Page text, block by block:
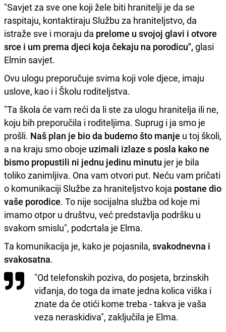
"Savjet za sve one koji žele biti hranitelji je da se
raspitaju, kontaktiraju Službu za hraniteljstvo, da
istraže sve i moraju da prelome u svojoj glavi i otvore
srce i um prema djeci koja čekaju na porodicu", glasi
Elmin savjet.
Ovu ulogu preporučuje svima koji vole djece, imaju
uslove, kao i i Školu roditeljstva.
"Ta škola će vam reći da li ste za ulogu hranitelja ili ne,
koju bih preporučila i roditeljima. Suprug i ja smo je
prošli. Naš plan je bio da budemo što manje u toj školi,
a na kraju smo oboje uzimali izlaze s posla kako ne
bismo propustili ni jednu jedinu minutu jer je bila
toliko zanimljiva. Ona vam otvori put. Neću vam pričati
o komunikaciji Službe za hraniteljstvo koja postane dio
vaše porodice. To nije socijalna služba od koje mi
imamo otpor u društvu, već predstavlja podršku u
svakom smislu", podcrtala je Elma.
Ta komunikacija je, kako je pojasnila, svakodnevna i
svakosatna.
"Od telefonskih poziva, do posjeta, brzinskih
viđanja, do toga da imate jedna kolica viška i
znate da će otići kome treba - takva je vaša
veza neraskidiva", zaključila je Elma.